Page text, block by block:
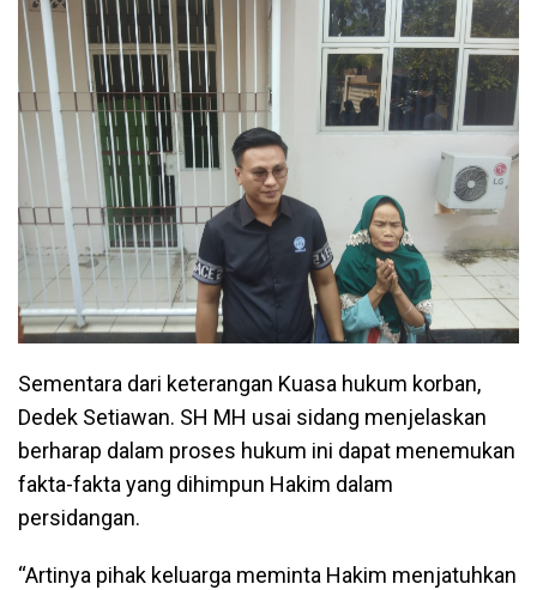
Sementara dari keterangan Kuasa hukum korban,
Dedek Setiawan. SH MH usai sidang menjelaskan
berharap dalam proses hukum ini dapat menemukan
fakta-fakta yang dihimpun Hakim dalam
persidangan.
“Artinya pihak keluarga meminta Hakim menjatuhkan